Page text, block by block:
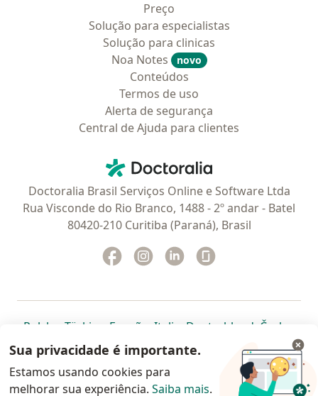
Preço
Solução para especialistas
Solução para clinicas
Noa Notes
novo
Conteúdos
Termos de uso
Alerta de segurança
Central de Ajuda para clientes
Doctoralia - Homepage
Doctoralia Brasil Serviços Online e Software Ltda
Rua Visconde do Rio Branco, 1488 - 2º andar - Batel
80420-210 Curitiba (Paraná), Brasil
Facebook
abre num novo separador
Instagram
abre num novo separador
Linkedin
abre num novo
Polska abre num novo separador
Türkiye abre num novo separador
España abre num novo separador
Italia abre num novo
Deutschlandabre num
Česko
Portugal abre num novo separador
, México abre num novo separador
, abre num novo separador
Brasil abre num novoabre num
abre
Colombia abre num novo
www.doctoralia.com.br © 2026 - Agende agora sua
Sua privacidade é importante.
Estamos usando cookies para
melhorar sua experiência. Saiba mais.